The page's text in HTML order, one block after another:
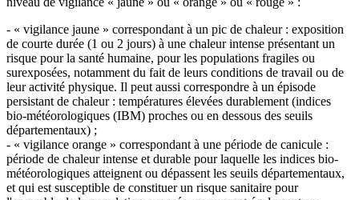
- « vigilance jaune » correspondant à un pic de chaleur : exposition
de courte durée (1 ou 2 jours) à une chaleur intense présentant un
risque pour la santé humaine, pour les populations fragiles ou
surexposées, notamment du fait de leurs conditions de travail ou de
leur activité physique. Il peut aussi correspondre à un épisode
persistant de chaleur : températures élevées durablement (indices
bio-météorologiques (IBM) proches ou en dessous des seuils
départementaux) ;
- « vigilance orange » correspondant à une période de canicule :
période de chaleur intense et durable pour laquelle les indices bio-
météorologiques atteignent ou dépassent les seuils départementaux,
et qui est susceptible de constituer un risque sanitaire pour